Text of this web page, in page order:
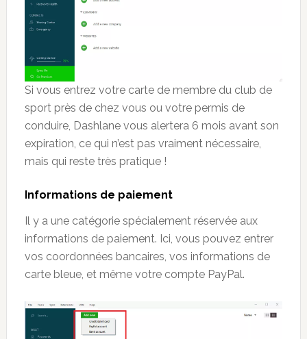
Si vous entrez votre carte de membre du club de
sport près de chez vous ou votre permis de
conduire, Dashlane vous alertera 6 mois avant son
expiration, ce qui n’est pas vraiment nécessaire,
mais qui reste très pratique !
Informations de paiement
Il y a une catégorie spécialement réservée aux
informations de paiement. Ici, vous pouvez entrer
vos coordonnées bancaires, vos informations de
carte bleue, et même votre compte PayPal.